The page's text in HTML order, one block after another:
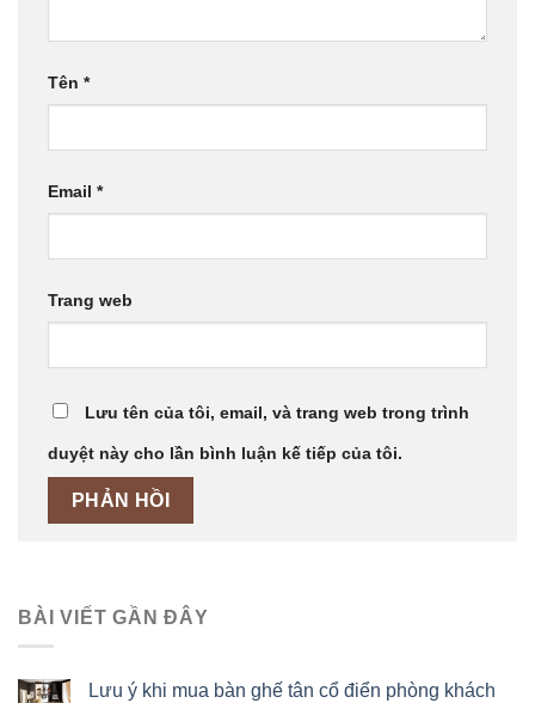
Tên *
Email *
Trang web
Lưu tên của tôi, email, và trang web trong trình
duyệt này cho lần bình luận kế tiếp của tôi.
BÀI VIẾT GẦN ĐÂY
Lưu ý khi mua bàn ghế tân cổ điển phòng khách